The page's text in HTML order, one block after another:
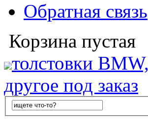
Обратная связь
Корзина пустая
толстовки
другое под заказ